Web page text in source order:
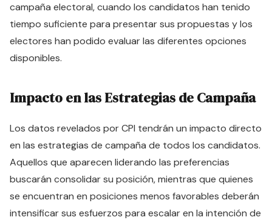
campaña electoral, cuando los candidatos han tenido
tiempo suficiente para presentar sus propuestas y los
electores han podido evaluar las diferentes opciones
disponibles.
Impacto en las Estrategias de Campaña
Los datos revelados por CPI tendrán un impacto directo
en las estrategias de campaña de todos los candidatos.
Aquellos que aparecen liderando las preferencias
buscarán consolidar su posición, mientras que quienes
se encuentran en posiciones menos favorables deberán
intensificar sus esfuerzos para escalar en la intención de